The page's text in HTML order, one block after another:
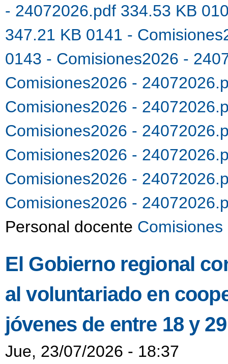
- 24072026.pdf 334.53 KB
347.21 KB 0141 -
0143 - Comisiones2026 -
Comisiones2026 -
Comisiones2026 -
Comisiones2026 -
Comisiones2026 -
Comisiones2026 -
Comisiones2026 -
Personal docente
El Gobierno regional
al voluntariado en
jóvenes de entre 18 y
Jue, 23/07/2026 - 18:37